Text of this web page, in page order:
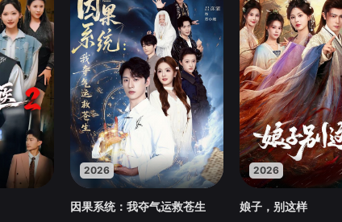
2026
因果系统：我夺气运救苍生
2026
娘子，别这样